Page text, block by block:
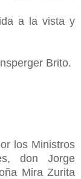
a la vista y
Brito.
los Ministros
don Jorge
Mira Zurita